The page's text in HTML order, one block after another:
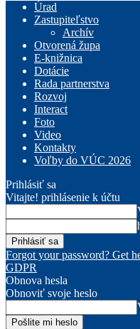
Úrad
Zastupiteľstvo
Archív
Otvorená župa
E-knižnica
Dotácie
Rada partnerstva
Rozvoj
Interact
Foto
Video
Kontakty
Voľby do VÚC 2026
Prihlásiť sa
Vitajte! prihlásenie k účtu
Forgot your password? Get
GDPR
Obnova hesla
Obnoviť svoje heslo